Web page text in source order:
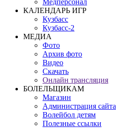
Медперсонал
КАЛЕНДАРЬ ИГР
Кузбасс
Кузбасс-2
МЕДИА
Фото
Архив фото
Видео
Скачать
Онлайн трансляция
БОЛЕЛЬЩИКАМ
Магазин
Администрация сайта
Волейбол детям
Полезные ссылки